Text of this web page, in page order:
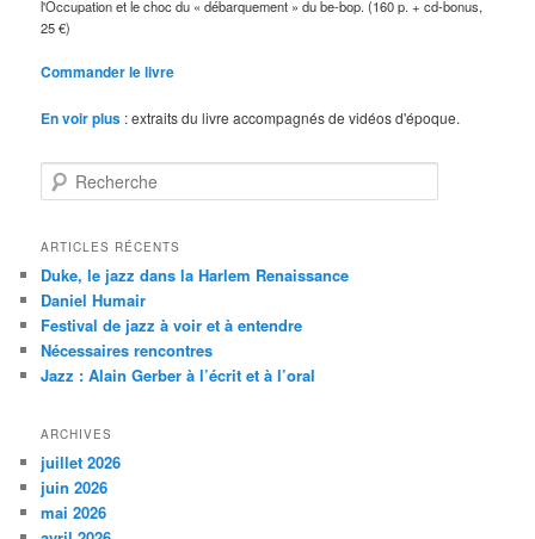
l'Occupation et le choc du « débarquement » du be-bop. (160 p. + cd-bonus,
25 €)
Commander le livre
En voir plus : extraits du livre accompagnés de vidéos d'époque.
e
h
r
c
h
e
ARTICLES RÉCENTS
Duke, le jazz dans la Harlem Renaissance
Daniel Humair
Festival de jazz à voir et à entendre
Nécessaires rencontres
Jazz : Alain Gerber à l’écrit et à l’oral
ARCHIVES
juillet 2026
juin 2026
mai 2026